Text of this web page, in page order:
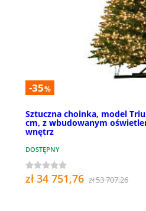
-35%
Sztuczna choinka, model
cm, z wbudowanym
wnętrz
DOSTĘPNY
zł 34 751,76 zł 53 707,26